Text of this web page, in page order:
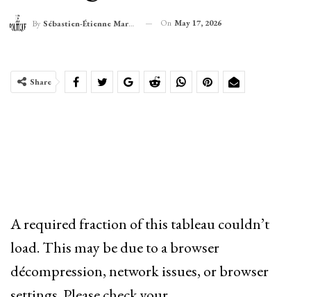
By Sébastien-Étienne Marechal On May 17, 2026
Share
A required fraction of this tableau couldn’t
load. This may be due to a browser
décompression, network issues, or browser